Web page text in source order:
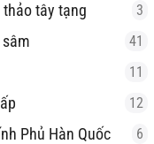
tây tạng 3
41
11
12
Phủ Hàn Quốc 6